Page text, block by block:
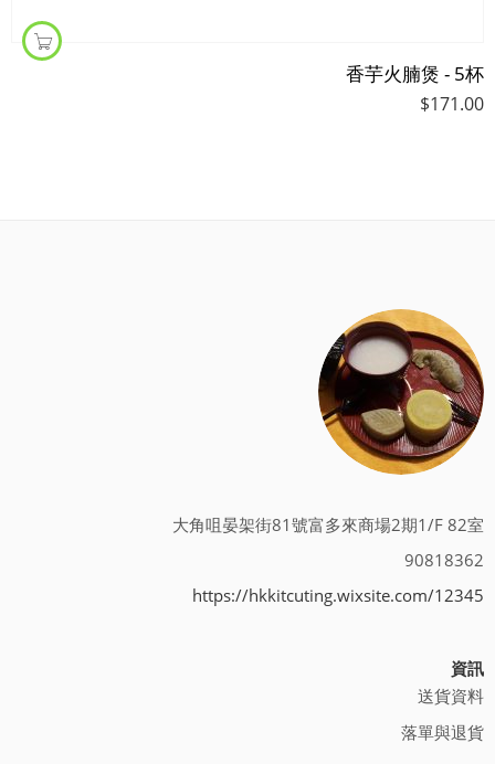
香芋火腩煲 - 5杯
$171.00
大角咀晏架街81號富多來商場2期1/F 82室
90818362
https://hkkitcuting.wixsite.com/12345
資訊
送貨資料
落單與退貨